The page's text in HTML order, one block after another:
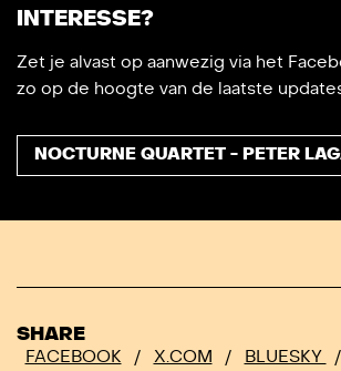
INTERESSE?
Zet je alvast op aanwezig via het
zo op de hoogte van de laatste
NOCTURNE QUARTET - PETER
SHARE
FACEBOOK / X.COM / BLUESKY /